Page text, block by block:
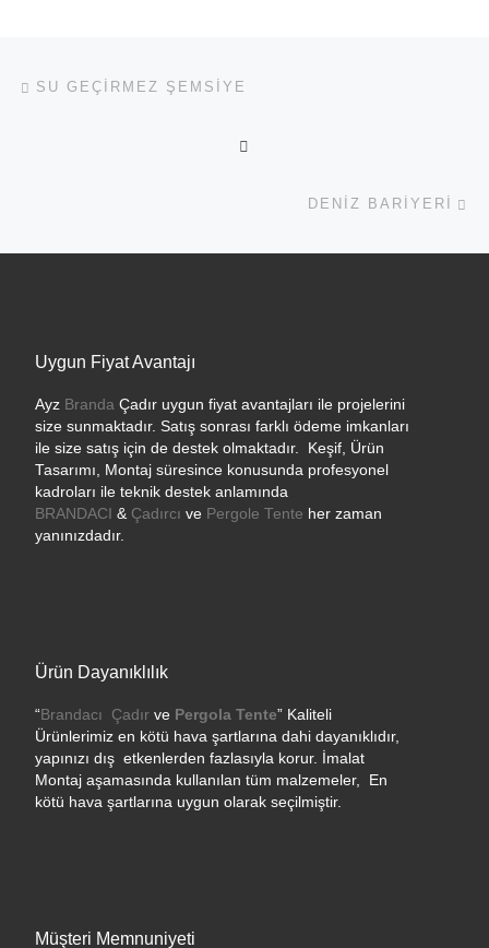
Yazı dolaşımı
SU GEÇIRMEZ ŞEMSIYE
DENIZ BARIYERI
Uygun Fiyat Avantajı
Ayz BrandaÇadır uygun fiyat avantajları ile projelerini
size sunmaktadır. Satış sonrası farklı ödeme imkanları
ile size satış için de destek olmaktadır. Keşif, Ürün
Tasarımı, Montaj süresince konusunda profesyonel
kadroları ile teknik destek anlamında
BRANDACI & Çadırcı ve Pergole Tente her zaman
yanınızdadır.
Ürün Dayanıklılık
“ Brandacı Çadırve Pergola Tente” Kaliteli
Ürünlerimiz en kötü hava şartlarına dahi dayanıklıdır,
yapınızı dış etkenlerden fazlasıyla korur. İmalat
Montaj aşamasında kullanılan tüm malzemeler, En
kötü hava şartlarına uygun olarak seçilmiştir.
Müşteri Memnuniyeti